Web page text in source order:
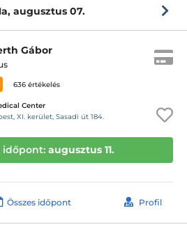
augusztus 07.
Gábor
636 értékelés
Center
XI. kerület, Sasadi út 184.
időpont: augusztus 11.
Összes időpont Profil